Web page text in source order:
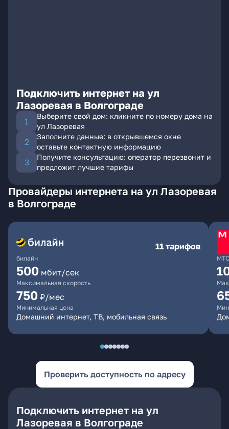
Подключить интернет на ул
Лазоревая в Волгограде
Выберите свой дом: кликните по номеру дома на
ул Лазоревая
Заполните данные: в открывшемся окне
оставьте контактную информацию
Получите консультацию: оператор перезвонит и
предложит лучшие тарифы
Провайдеры интернета на ул Лазоревая
в Волгограде
билайн
11 тарифов
500 мбит/сек
Максимальная скорость
750 ₽/мес
Минимальная цена
Домашний интернет, ТВ, мобильная связь
МТС
Проверить доступность по адресу
Подключить интернет на ул
Лазоревая в Волгограде